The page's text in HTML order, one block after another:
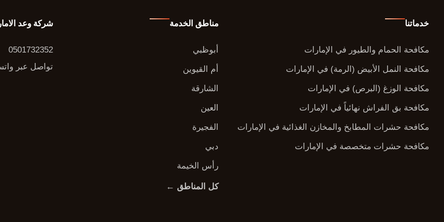
خدماتنا
مكافحة الحمام والطيور في الإمارات
مكافحة النمل الأبيض (الرمة) في الإمارات
مكافحة الوزغ (البرص) في الإمارات
مكافحة بق الفراش نهائياً في الإمارات
مكافحة حشرات المطابخ والمخازن الغذائية في الإمارات
مكافحة حشرات متخصصة في الإمارات
مناطق الخدمة
أبوظبي
أم القيوين
الشارقة
العين
الفجيرة
دبي
رأس الخيمة
كل المناطق ←
شركة وعد
0501732352
تواصل عبر